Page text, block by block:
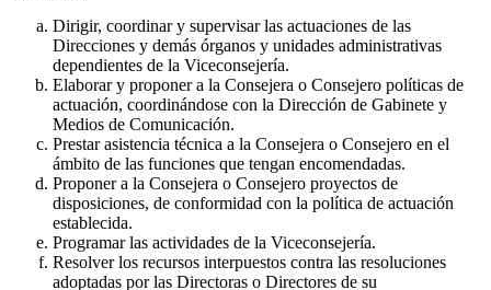
Dirigir, coordinar y supervisar las actuaciones de las
Direcciones y demás órganos y unidades administrativas
dependientes de la Viceconsejería.
Elaborar y proponer a la Consejera o Consejero políticas de
actuación, coordinándose con la Dirección de Gabinete y
Medios de Comunicación.
Prestar asistencia técnica a la Consejera o Consejero en el
ámbito de las funciones que tengan encomendadas.
Proponer a la Consejera o Consejero proyectos de
disposiciones, de conformidad con la política de actuación
establecida.
Programar las actividades de la Viceconsejería.
Resolver los recursos interpuestos contra las resoluciones
adoptadas por las Directoras o Directores de su